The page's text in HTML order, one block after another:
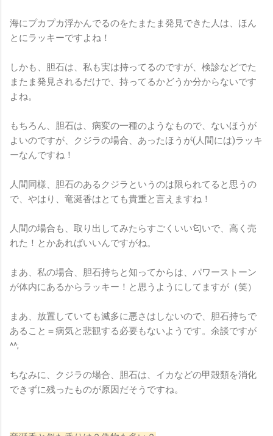
海にプカプカ浮かんでるのをたまたま発見できた人は、ほん
とにラッキーですよね！
しかも、胆石は、私も実は持ってるのですが、検診などでた
またま発見されるだけで、持ってるかどうか分からないです
よね。
もちろん、胆石は、病変の一種のようなもので、ないほうが
よいのですが、クジラの場合、あったほうが(人間には)ラッキ
ーなんですね！
人間同様、胆石のあるクジラというのは限られてると思うの
で、やはり、竜涎香はとても貴重と言えますね！
人間の場合も、取り出してみたらすごくいい匂いで、高く売
れた！とかあればいいんですがね。
まあ、私の場合、胆石持ちと知ってからは、パワーストーン
が体内にあるからラッキー！と思うようにしてますが（笑）
まあ、放置していても滅多に悪さはしないので、胆石持ちで
あること＝病気と悲観する必要もないようです。余談ですが
^^;
ちなみに、クジラの場合、胆石は、イカなどの甲殻類を消化
できずに残ったものが原因だそうですね。